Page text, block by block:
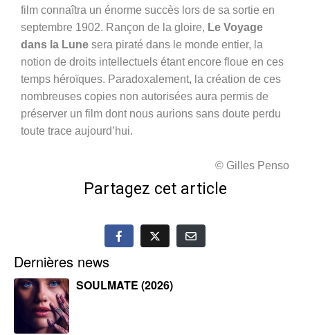
film connaîtra un énorme succès lors de sa sortie en
septembre 1902. Rançon de la gloire, Le Voyage
dans la Lune sera piraté dans le monde entier, la
notion de droits intellectuels étant encore floue en ces
temps héroïques. Paradoxalement, la création de ces
nombreuses copies non autorisées aura permis de
préserver un film dont nous aurions sans doute perdu
toute trace aujourd’hui.
© Gilles Penso
Partagez cet article
Dernières news
SOULMATE (2026)